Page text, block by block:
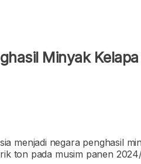
Minyak
menjadi negara penghasil
ton pada musim panen